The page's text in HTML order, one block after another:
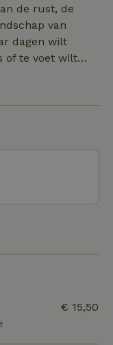
de rust, de
van
of te voet wilt
de mooiste
de omgeving
en
lunchpakket
een
en ruime€ 15,50